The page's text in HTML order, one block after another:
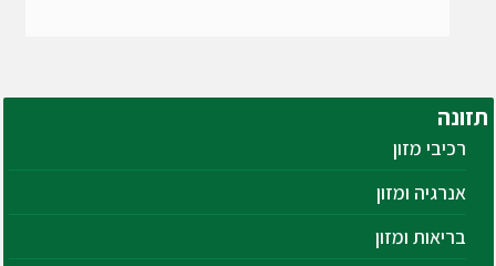
תזונה
רכיבי מזון
אנרגיה ומזון
בריאות ומזון